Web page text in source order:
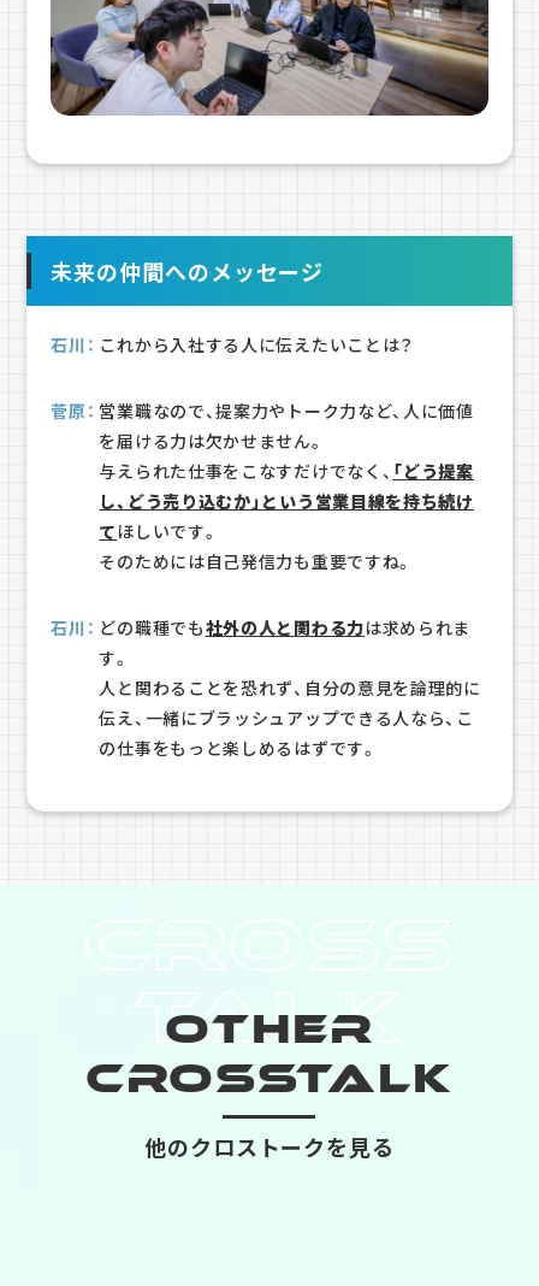
未来の仲間へのメッセージ
石川： これから入社する人に伝えたいことは？
菅原： 営業職なので、提案力やトーク力など、人に価値
を届ける力は欠かせません。
与えられた仕事をこなすだけでなく、 「どう提案
し、どう売り込むか」という営業目線を持ち続け
てほしいです。
そのためには自己発信力も重要ですね。
石川： どの職種でも社外の人と関わる力は求められま
す。
人と関わることを恐れず、自分の意見を論理的に
伝え、一緒にブラッシュアップできる人なら、こ
の仕事をもっと楽しめるはずです。
CROSS
TALK
OTHER
CROSSTALK
他のクロストークを見る